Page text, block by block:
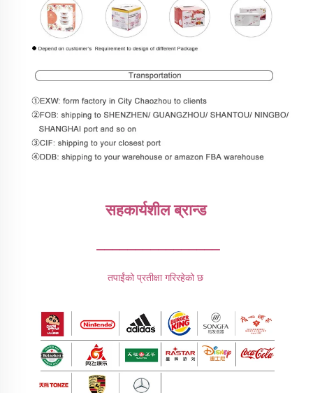
सहकार्यशील ब्रान्ड
________________
तपाईंको प्रतीक्षा गरिरहेको छ